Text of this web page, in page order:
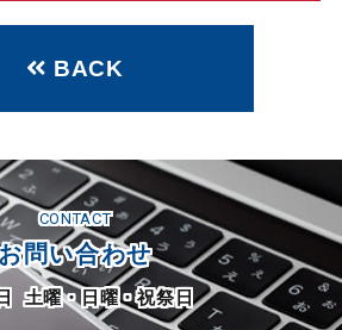
BACK
問い合わせ
CONTACT
土曜・日曜・祝祭日